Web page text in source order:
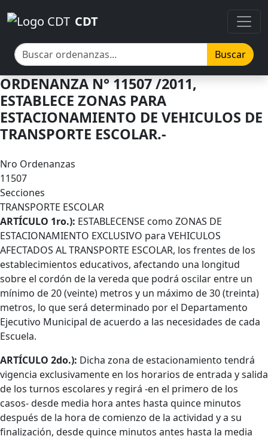
CDT
Buscar
ORDENANZA N° 11507 /2011,
ESTABLECE ZONAS PARA
ESTACIONAMIENTO DE VEHICULOS DE
TRANSPORTE ESCOLAR.-
Nro Ordenanzas
11507
Secciones
TRANSPORTE ESCOLAR
Cuerpo
ARTÍCULO 1ro.): ESTABLECENSE como ZONAS DE
ESTACIONAMIENTO EXCLUSIVO para VEHICULOS
AFECTADOS AL TRANSPORTE ESCOLAR, los frentes de los
establecimientos educativos, afectando una longitud
sobre el cordón de la vereda que podrá oscilar entre un
mínimo de 20 (veinte) metros y un máximo de 30 (treinta)
metros, lo que será determinado por el Departamento
Ejecutivo Municipal de acuerdo a las necesidades de cada
Escuela.
ARTÍCULO 2do.): Dicha zona de estacionamiento tendrá
vigencia exclusivamente en los horarios de entrada y salida
de los turnos escolares y regirá -en el primero de los
casos- desde media hora antes hasta quince minutos
después de la hora de comienzo de la actividad y a su
finalización, desde quince minutos antes hasta la media